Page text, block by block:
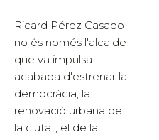
Ricard Pérez Casado
no és només l'alcalde
que va impulsa
acabada d'estrenar la
democràcia, la
renovació urbana de
la ciutat, el de la